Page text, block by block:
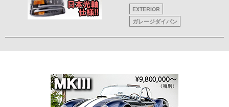
EXTERIOR
ガレージダイバン